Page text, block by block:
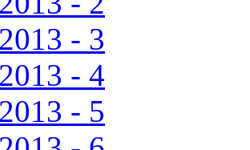
- 3
- 4
- 5